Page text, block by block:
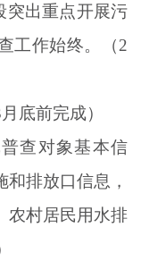
突出重点开展污
工作始终。（2
底前完成）
查对象基本信
排放口信息，
农村居民用水排